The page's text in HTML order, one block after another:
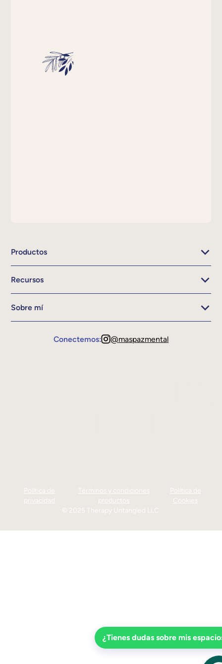
¿Tienes dudas sobre mis
Productos
Recursos
Sobre mí
Conectemos: @maspazmental
© 2025 Therapy Untangled LLC.
Política de
privacidad
Términos y condiciones
productos
Política de
Cookies